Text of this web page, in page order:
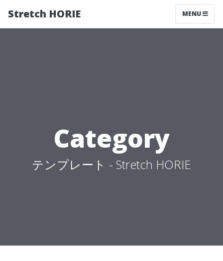
Stretch HORIE MENU
Category
テンプレート - Stretch HORIE